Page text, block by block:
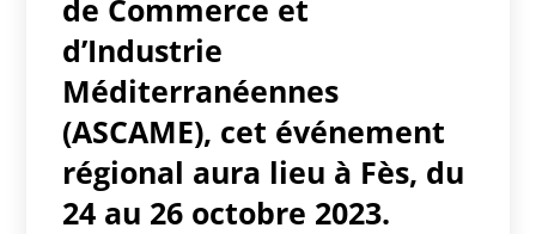
de Commerce et
d’Industrie
Méditerranéennes
(ASCAME), cet événement
régional aura lieu à Fès, du
24 au 26 octobre 2023.